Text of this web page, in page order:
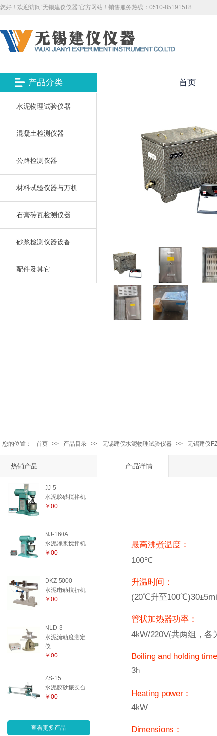
您好！欢迎访问“无锡建仪仪器”官方网站！销售服务热线：0510-85191518
产品分类
水泥物理试验仪器
混凝土检测仪器
公路检测仪器
材料试验仪器与万机
石膏砖瓦检测仪器
砂浆检测仪器设备
配件及其它
首页
您的位置： 首页 >> 产品目录 >> 无锡建仪水泥物理试验仪器 >> 无锡建仪
热销产品
JJ-5
水泥胶砂搅拌机
￥00
NJ-160A
水泥净浆搅拌机
￥00
DKZ-5000
水泥电动抗折机
￥00
NLD-3
水泥流动度测定
仪
￥00
ZS-15
水泥胶砂振实台
￥00
查看更多产品
产品详情
最高沸煮温度：
100℃
升温时间：
(20℃升至
管状加热器功率：
4kW/220V(共两组，各
Boiling and holding
3h
Heating power：
4kW
Dimensions：